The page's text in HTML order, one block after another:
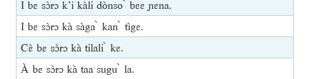
I bɛ sɔ̀rɔ k’i kàli dònso ̀ bɛɛ ɲɛna.
I bɛ sɔ̀rɔ kà sàga ̀ kan ̀ tìgɛ.
Cɛ̀ bɛ sɔ̀rɔ kà tilali ̀ kɛ.
À bɛ sɔ̀rɔ kà taa sugu ̀ la.